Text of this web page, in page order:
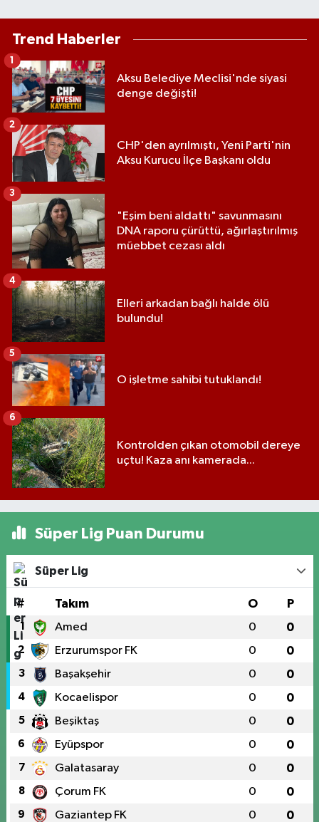
Trend Haberler
Aksu Belediye Meclisi'nde siyasi
denge değişti!
1
CHP'den ayrılmıştı, Yeni Parti'nin
Aksu Kurucu İlçe Başkanı oldu
2
"Eşim beni aldattı" savunmasını
DNA raporu çürüttü, ağırlaştırılmış
müebbet cezası aldı
3
Elleri arkadan bağlı halde ölü
bulundu!
4
O işletme sahibi tutuklandı!
5
Kontrolden çıkan otomobil dereye
uçtu! Kaza anı kamerada...
6
Süper Lig Puan Durumu
Süper Lig
# Takım O P
1 Amed 0 0
2 Erzurumspor FK 0 0
3 Başakşehir 0 0
4 Kocaelispor 0 0
5 Beşiktaş 0 0
6 Eyüpspor 0 0
7 Galatasaray 0 0
8 Çorum FK 0 0
9 Gaziantep FK 0 0